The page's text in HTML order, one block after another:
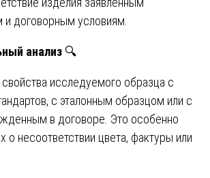
и договорным условиям.
анализ 🔍
исследуемого образца с
с эталонным образцом или с
в договоре. Это особенно
о несоответствии цвета, фактуры или